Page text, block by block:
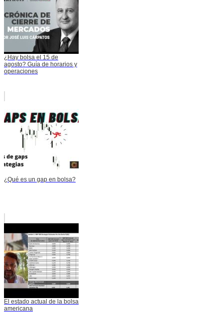
¿Hay bolsa el 15 de
agosto? Guía de horarios y
operaciones
¿Qué es un gap en bolsa?
El estado actual de la bolsa
americana